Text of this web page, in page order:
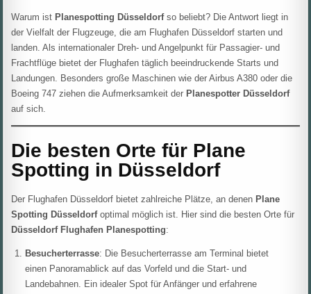
Warum ist Planespotting Düsseldorfso beliebt? Die Antwort liegt in
der Vielfalt der Flugzeuge, die am Flughafen Düsseldorf starten und
landen. Als internationaler Dreh- und Angelpunkt für Passagier- und
Frachtflüge bietet der Flughafen täglich beeindruckende Starts und
Landungen. Besonders große Maschinen wie der Airbus A380 oder die
Boeing 747 ziehen die Aufmerksamkeit der Planespotter Düsseldorf
auf sich.
Die besten Orte für Plane
Spotting in Düsseldorf
Der Flughafen Düsseldorf bietet zahlreiche Plätze, an denen Plane
Spotting Düsseldorfoptimal möglich ist. Hier sind die besten Orte für
Düsseldorf Flughafen Planespotting:
Besucherterrasse: Die Besucherterrasse am Terminal bietet
einen Panoramablick auf das Vorfeld und die Start- und
Landebahnen. Ein idealer Spot für Anfänger und erfahrene